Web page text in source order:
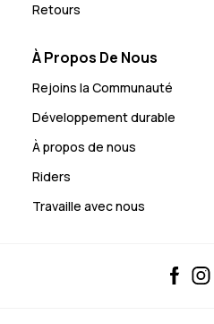
Retours
À Propos De Nous
Rejoins la Communauté
Développement durable
À propos de nous
Riders
Travaille avec nous